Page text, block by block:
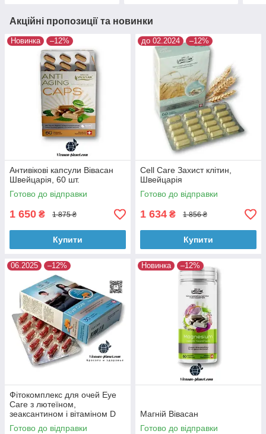
Акційні пропозиції та новинки
Новинка –12%
Антивікові капсули Вівасан
Швейцарія, 60 шт.
Готово до відправки
1 650 ₴ 1 875 ₴
Купити
до 02.2024 –12%
Cell Care Захист клітин,
Швейцарія
Готово до відправки
1 634 ₴ 1 856 ₴
Купити
06.2025 –12%
Фітокомплекс для очей Eye
Care з лютеїном,
зеаксантином і вітаміном D
Вівасан Швейцарія
Готово до відправки
Новинка –12%
Магній Вівасан
Готово до відправки